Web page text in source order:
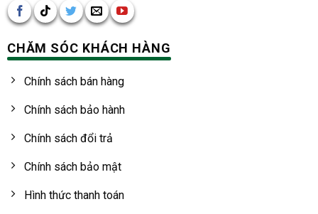
CHĂM SÓC KHÁCH HÀNG
Chính sách bán hàng
Chính sách bảo hành
Chính sách đổi trả
Chính sách bảo mật
Hình thức thanh toán